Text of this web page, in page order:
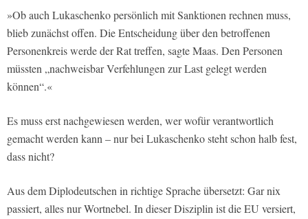
»Ob auch Lukaschenko persönlich mit Sanktionen rechnen muss,
blieb zunächst offen. Die Entscheidung über den betroffenen
Personenkreis werde der Rat treffen, sagte Maas. Den Personen
müssten „nachweisbar Verfehlungen zur Last gelegt werden
können“.«
Es muss erst nachgewiesen werden, wer wofür verantwortlich
gemacht werden kann – nur bei Lukaschenko steht schon halb fest,
dass nicht?
Aus dem Diplodeutschen in richtige Sprache übersetzt: Gar nix
passiert, alles nur Wortnebel. In dieser Disziplin ist die EU versiert,